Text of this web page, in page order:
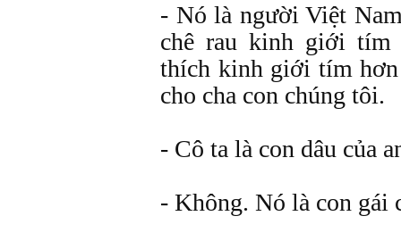
- Nó là người Việt
chê rau kinh giới
thích kinh giới tím
cho cha con chúng tôi.
- Cô ta là con dâu của
- Không. Nó là con gái